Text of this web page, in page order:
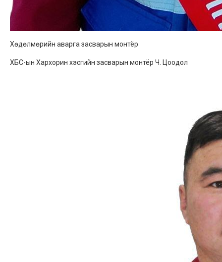
Хөдөлмөрийн аварга засварын монтёр
ХБС-ын Хархорин хэсгийн засварын монтёр Ч. Цоодол